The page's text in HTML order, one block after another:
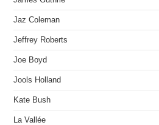
Jaz Coleman
Jeffrey Roberts
Joe Boyd
Jools Holland
Kate Bush
La Vallée